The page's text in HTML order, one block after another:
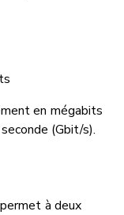
en mégabits
(Gbit/s).
à deux